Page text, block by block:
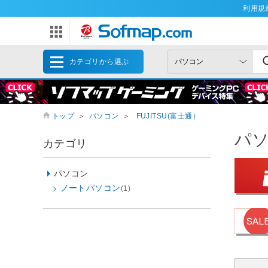
利用規
カテゴリから選ぶ
トップ ＞ パソコン ＞ FUJITSU(富士通）
パ
カテゴリ
パソコン
ノートパソコン(1)